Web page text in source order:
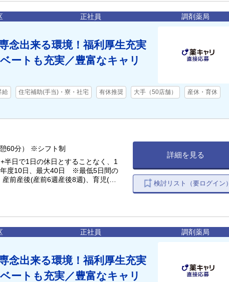
正社員 調剤薬局
念出来る環境！福利厚生充実
ートも充実／豊富なキャリ
給 住宅補助(手当)・寮・社宅 有休推奨 大手（50店舗） 産休・育休
60分） ※シフト制
日で1日の休日とすることなく、1
年度10日、最大40日 ※最低5日間の
前産後(産前6週産後8週)、育児(最
詳細を見る
検討リスト（要ログイン）
正社員 調剤薬局
念出来る環境！福利厚生充実
ートも充実／豊富なキャリ